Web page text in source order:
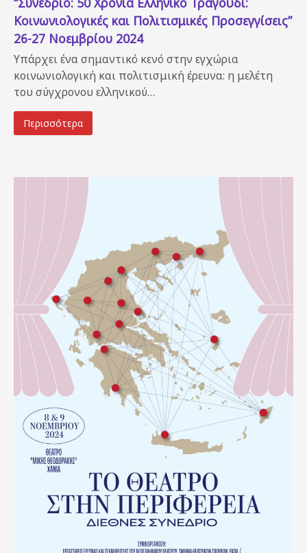
Κοινωνιολογικές και Πολιτισμικές Προσεγγίσεις”
26-27 Νοεμβρίου 2024
Υπάρχει ένα σημαντικό κενό στην εγχώρια
κοινωνιολογική και πολιτισμική έρευνα: η μελέτη
του σύγχρονου ελληνικού…
Περισσότερα